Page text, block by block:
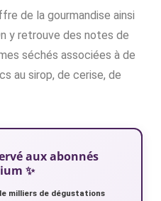
de la gourmandise ainsi
y retrouve des notes de
séchés associées à de
au sirop, de cerise, de
aux abonnés
✨
milliers de dégustations